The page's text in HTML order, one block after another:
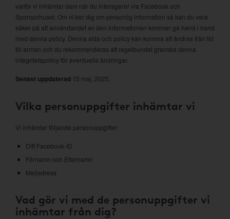
varför vi inhämtar dem när du interagerar via Facebook och
Sponsorhuset. Om vi ber dig om personlig information så kan du vara
säker på att användandet av den informationen kommer gå hand i hand
med denna policy. Denna sida och policy kan komma att ändras från tid
till annan och du rekommenderas att regelbundet granska denna
integritetspolicy för eventuella ändringar.
Senast uppdaterad 15 maj, 2025.
Vilka personuppgifter inhämtar vi
Vi inhämtar följande personuppgifter:
Ditt Facebook-ID
Förnamn och Efternamn
Mejladress
Vad gör vi med de personuppgifter vi
inhämtar från dig?